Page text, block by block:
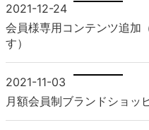
2021-12-24
会員様専用コンテンツ追加
す）
2021-11-03
月額会員制ブランドショッ